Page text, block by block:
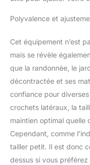
Polyvalence et
Cet équipement n’est
mais se révèle
que la randonnée, le
décontractée et ses
confiance pour
crochets latéraux, la
maintien optimal quelle
Cependant, comme
tailler petit. Il est donc
dessus si vous